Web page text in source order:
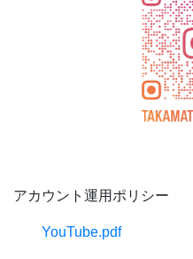
アカウント運用ポリシー
YouTube.pdf